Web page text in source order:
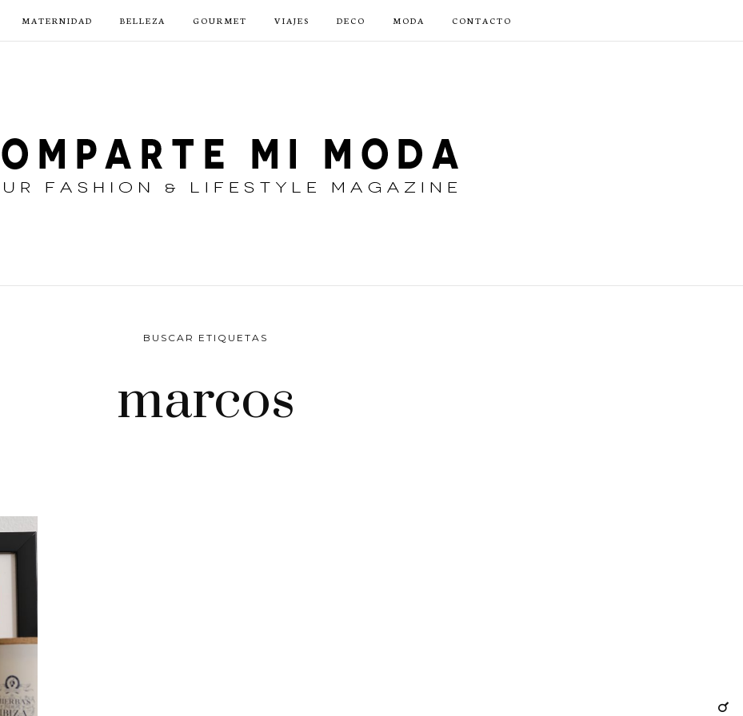
MATERNIDAD BELLEZA GOURMET VIAJES DECO MODA CONTACTO
BUSCAR ETIQUETAS
marcos